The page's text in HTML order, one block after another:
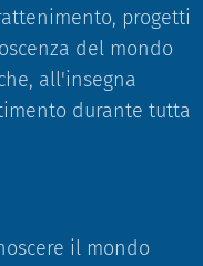
progetti
del mondo
all'insegna
durante tutta
il mondo